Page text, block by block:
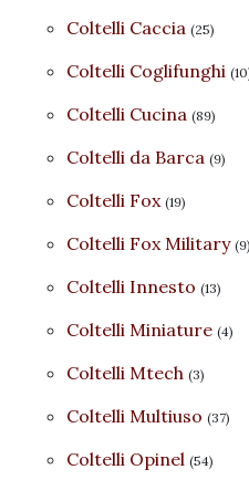
Coltelli Caccia (25)
Coltelli Coglifunghi
Coltelli Cucina (89)
Coltelli da Barca (9)
Coltelli Fox (19)
Coltelli Fox Military (9)
Coltelli Innesto (13)
Coltelli Miniature (4)
Coltelli Mtech (3)
Coltelli Multiuso (37)
Coltelli Opinel (54)